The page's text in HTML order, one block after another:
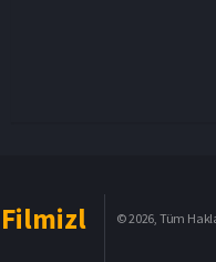
Filmizl © 2026, Tüm